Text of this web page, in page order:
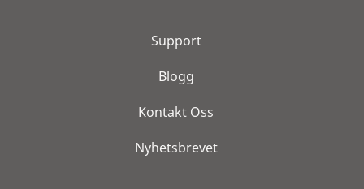
Support
Blogg
Kontakt Oss
Nyhetsbrevet